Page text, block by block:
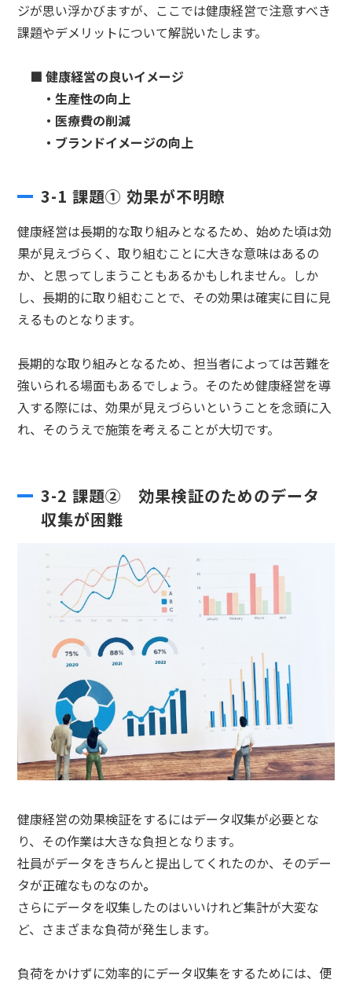
ジが思い浮かびますが、ここでは健康経営で注意すべき
課題やデメリットについて解説いたします。
■健康経営の良いイメージ
・生産性の向上
・医療費の削減
・ブランドイメージの向上
3-1 課題① 効果が不明瞭
健康経営は長期的な取り組みとなるため、始めた頃は効
果が見えづらく、取り組むことに大きな意味はあるの
か、と思ってしまうこともあるかもしれません。しか
し、長期的に取り組むことで、その効果は確実に目に見
えるものとなります。
長期的な取り組みとなるため、担当者によっては苦難を
強いられる場面もあるでしょう。そのため健康経営を導
入する際には、効果が見えづらいということを念頭に入
れ、そのうえで施策を考えることが大切です。
3-2 課題② 効果検証のためのデータ
収集が困難
健康経営の効果検証をするにはデータ収集が必要とな
り、その作業は大きな負担となります。
社員がデータをきちんと提出してくれたのか、そのデー
タが正確なものなのか。
さらにデータを収集したのはいいけれど集計が大変な
ど、さまざまな負荷が発生します。
負荷をかけずに効率的にデータ収集をするためには、便